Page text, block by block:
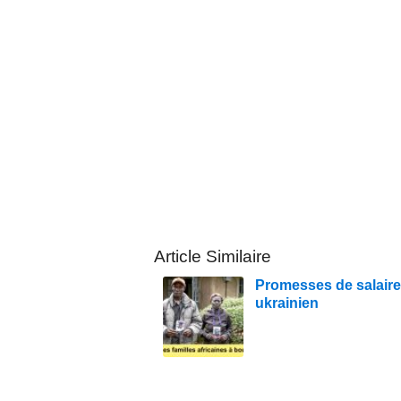
Article Similaire
Promesses de
ukrainien